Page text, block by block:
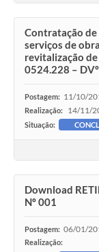
Contratação de
serviços de
revitalização
0524.228 –
Postagem: 11/10/
Realização: 14/11/
Situação:
Download
Nº 001
Postagem: 06/01/
Realização: